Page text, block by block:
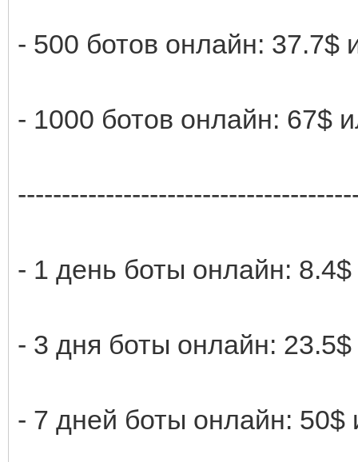
- 500 ботов онлайн: 37.7$
- 1000 ботов онлайн: 67$
- 1 день боты онлайн:
- 3 дня боты онлайн:
- 7 дней боты онлайн: 50$